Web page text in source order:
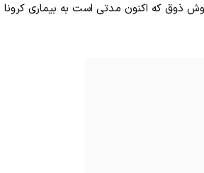
ذوق که اکنون مدتی است به بیماری کرونا